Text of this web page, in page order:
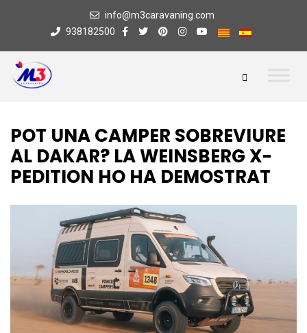
info@m3caravaning.com
938182500
POT UNA CAMPER SOBREVIURE
AL DAKAR? LA WEINSBERG X-
PEDITION HO HA DEMOSTRAT